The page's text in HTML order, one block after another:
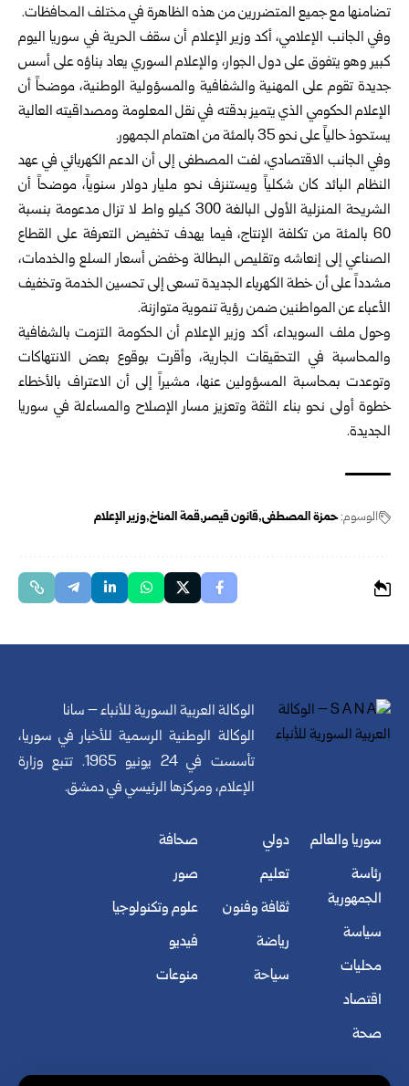
تضامنها مع جميع المتضررين من هذه الظاهرة في مختلف المحافظات.
وفي الجانب الإعلامي، أكد وزير الإعلام أن سقف الحرية في سوريا اليوم
كبير وهو يتفوق على دول الجوار، والإعلام السوري يعاد بناؤه على أسس
جديدة تقوم على المهنية والشفافية والمسؤولية الوطنية، موضحاً أن
الإعلام الحكومي الذي يتميز بدقته في نقل المعلومة ومصداقيته العالية
يستحوذ حالياً على نحو 35 بالمئة من اهتمام الجمهور.
وفي الجانب الاقتصادي، لفت المصطفى إلى أن الدعم الكهربائي في عهد
النظام البائد كان شكلياً ويستنزف نحو مليار دولار سنوياً، موضحاً أن
الشريحة المنزلية الأولى البالغة 300 كيلو واط لا تزال مدعومة بنسبة
60 بالمئة من تكلفة الإنتاج، فيما يهدف تخفيض التعرفة على القطاع
الصناعي إلى إنعاشه وتقليص البطالة وخفض أسعار السلع والخدمات،
مشدداً على أن خطة الكهرباء الجديدة تسعى إلى تحسين الخدمة وتخفيف
الأعباء عن المواطنين ضمن رؤية تنموية متوازنة.
وحول ملف السويداء، أكد وزير الإعلام أن الحكومة التزمت بالشفافية
والمحاسبة في التحقيقات الجارية، وأقرت بوقوع بعض الانتهاكات
وتوعدت بمحاسبة المسؤولين عنها، مشيراً إلى أن الاعتراف بالأخطاء
خطوة أولى نحو بناء الثقة وتعزيز مسار الإصلاح والمساءلة في سوريا
الجديدة.
الوسوم:حمزة المصطفى قانون قيصر قمة المناخ وزير الإعلام
الوكالة العربية السورية للأنباء – سانا
الوكالة الوطنية الرسمية للأخبار في سوريا،
تأسست في 24 يونيو 1965. تتبع وزارة
الإعلام، ومركزها الرئيسي في دمشق.
سوريا والعالم
رئاسة
الجمهورية
سياسة
محليات
اقتصاد
صحة
دولي
تعليم
ثقافة وفنون
رياضة
سياحة
صحافة
صور
علوم وتكنولوجيا
فيديو
منوعات